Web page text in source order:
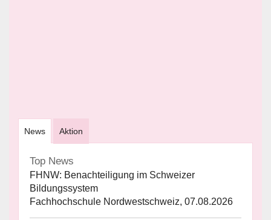
News Aktion
Top News
FHNW: Benachteiligung im Schweizer
Bildungssystem
Fachhochschule Nordwestschweiz, 07.08.2026